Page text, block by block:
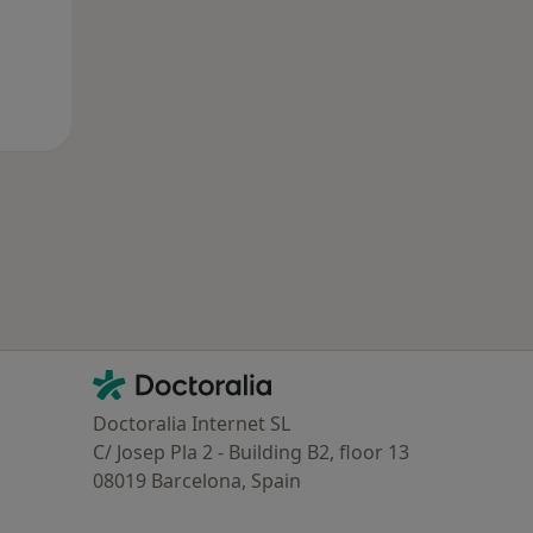
Contacto
Doctoralia - Homepage
Doctoralia Internet SL
C/ Josep Pla 2 - Building B2, floor 13
08019 Barcelona, Spain